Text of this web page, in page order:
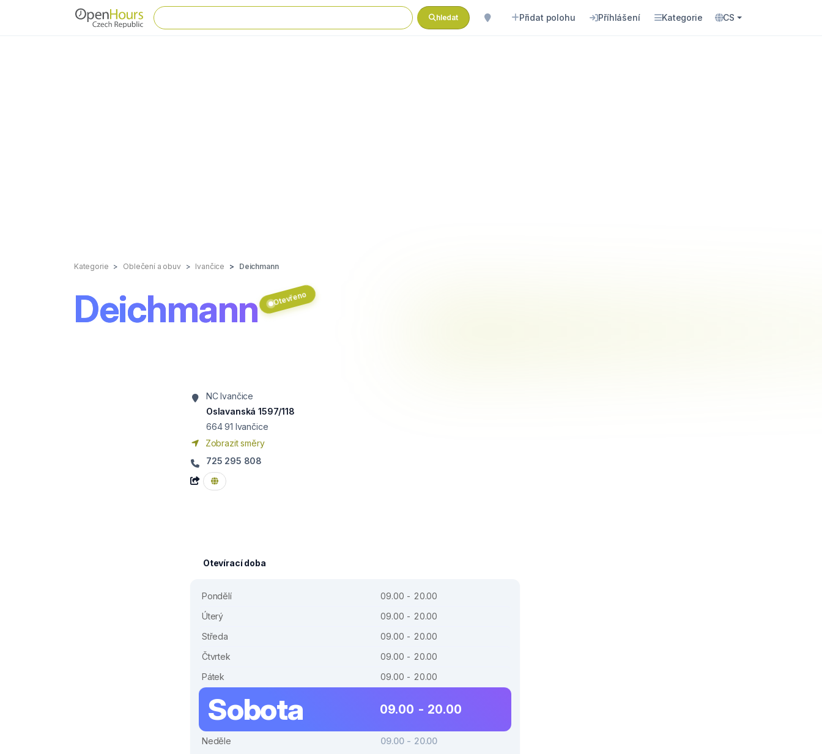
hledat Přidat polohu Příhlášení Kategorie CS
Kategorie Oblečení a obuv Ivančice Deichmann
Deichmann Otevřeno
NC Ivančice
Oslavanská 1597/118
664 91 Ivančice
Zobrazit směry
725 295 808
Otevírací doba
Pondělí
09.00 - 20.00
Úterý
09.00 - 20.00
Středa
09.00 - 20.00
Čtvrtek
09.00 - 20.00
Pátek
09.00 - 20.00
Sobota 09.00 - 20.00
Neděle 09.00 - 20.00